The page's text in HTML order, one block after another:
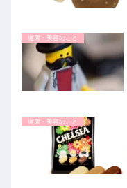
健康・美容のこと
健康・美容のこと